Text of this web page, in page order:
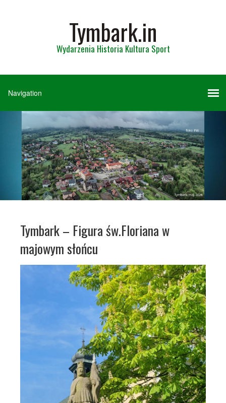
Tymbark.in
Wydarzenia Historia Kultura Sport
Tymbark – Figura św.Floriana w
majowym słońcu